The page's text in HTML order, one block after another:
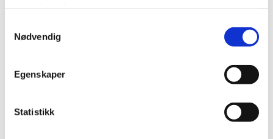
Nødvendig
Egenskaper
Statistikk